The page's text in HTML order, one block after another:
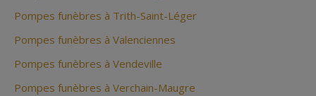
Pompes funèbres à Trith-Saint-Léger
Pompes funèbres à Valenciennes
Pompes funèbres à Vendeville
Pompes funèbres à Verchain-Maugre